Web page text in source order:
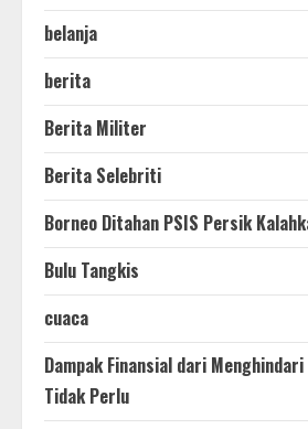
belanja
berita
Berita Militer
Berita Selebriti
Borneo Ditahan PSIS Persik
Bulu Tangkis
cuaca
Dampak Finansial dari
Tidak Perlu